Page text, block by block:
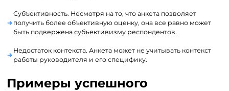
Субъективность. Несмотря на то, что анкета позволяет
получить более объективную оценку, она все равно может
быть подвержена субъективизму респондентов.
Недостаток контекста. Анкета может не учитывать контекст
работы руководителя и его специфику.
Примеры успешного